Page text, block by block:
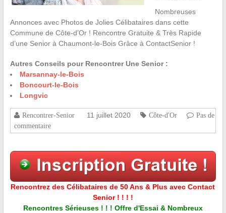
Nombreuses
Annonces avec Photos de Jolies Célibataires dans cette
Commune de Côte-d’Or ! Rencontre Gratuite & Très Rapide
d’une Senior à Chaumont-le-Bois Grâce à ContactSenior !
Autres Conseils pour Rencontrer Une Senior :
Marsannay-le-Bois
Boncourt-le-Bois
Longvic
Rencontrer-Senior 11 juillet 2020 Côte-d'Or
Pas de
commentaire
Rencontrez des Célibataires de 50 Ans & Plus avec Contact
Senior ! ! ! !
Rencontres Sérieuses ! ! ! Offre d'Essai & Nombreux